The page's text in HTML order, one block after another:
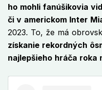
ho mohli fanúšikovia
či v americkom Inter
2023. To, že má
získanie rekordných
najlepšieho hráča roka